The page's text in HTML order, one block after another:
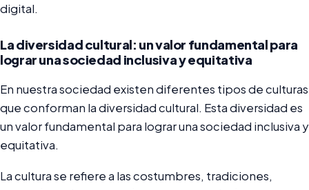
digital.
La diversidad cultural: un valor fundamental para
lograr una sociedad inclusiva y equitativa
En nuestra sociedad existen diferentes tipos de culturas
que conforman la diversidad cultural. Esta diversidad es
un valor fundamental para lograr una sociedad inclusiva y
equitativa.
La cultura se refiere a las costumbres, tradiciones,